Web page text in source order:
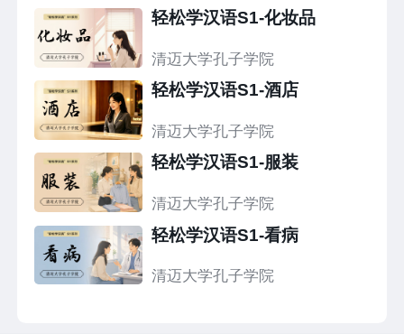
轻松学汉语S1-化妆品
清迈大学孔子学院
轻松学汉语S1-酒店
清迈大学孔子学院
轻松学汉语S1-服装
清迈大学孔子学院
轻松学汉语S1-看病
清迈大学孔子学院